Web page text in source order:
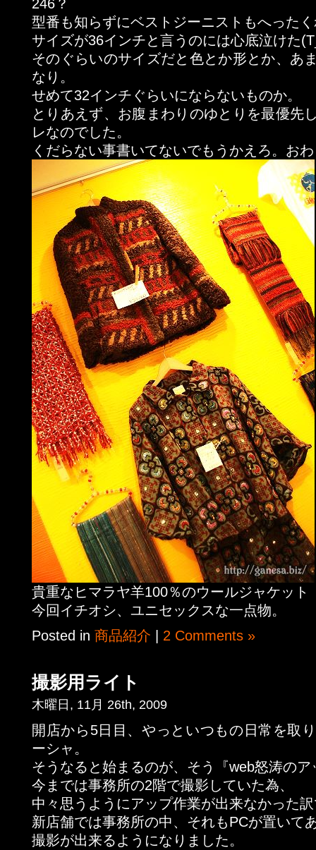
246？
型番も知らずにベストジーニストもへった
サイズが36インチと言うのには心底泣けた
そのぐらいのサイズだと色とか形とか、あ
なり。
せめて32インチぐらいにならないものか。
とりあえず、お腹まわりのゆとりを最優先
レなのでした。
くだらない事書いてないでもうかえろ。お
貴重なヒマラヤ羊100％のウールジャケット
今回イチオシ、ユニセックスな一点物。
Posted in 商品紹介 2 Comments »
撮影用ライト
木曜日, 11月 26th, 2009
開店から5日目、やっといつもの日常を取
ーシャ。
そうなると始まるのが、そう『web怒涛の
今までは事務所の2階で撮影していた為、
中々思うようにアップ作業が出来なかった
新店舗では事務所の中、それもPCが置いて
撮影が出来るようになりました。